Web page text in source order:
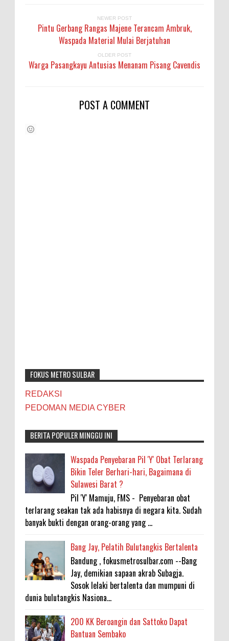
NEWER POST
Pintu Gerbang Rangas Majene Terancam Ambruk,
Waspada Material Mulai Berjatuhan
OLDER POST
Warga Pasangkayu Antusias Menanam Pisang Cavendis
POST A COMMENT
FOKUS METRO SULBAR
REDAKSI
PEDOMAN MEDIA CYBER
BERITA POPULER MINGGU INI
Waspada Penyebaran Pil 'Y' Obat Terlarang
Bikin Teler Berhari-hari, Bagaimana di
Sulawesi Barat ?
Pil 'Y' Mamuju, FMS - Penyebaran obat
terlarang seakan tak ada habisnya di negara kita. Sudah
banyak bukti dengan orang-orang yang ...
Bang Jay, Pelatih Bulutangkis Bertalenta
Bandung , fokusmetrosulbar.com --Bang
Jay, demikian sapaan akrab Subagja.
Sosok lelaki bertalenta dan mumpuni di
dunia bulutangkis Nasiona...
200 KK Beroangin dan Sattoko Dapat
Bantuan Sembako